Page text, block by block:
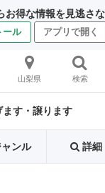
お得な情報を見逃さな
ール アプリで開く
山梨県 検索
す・譲ります
ャンル 詳細